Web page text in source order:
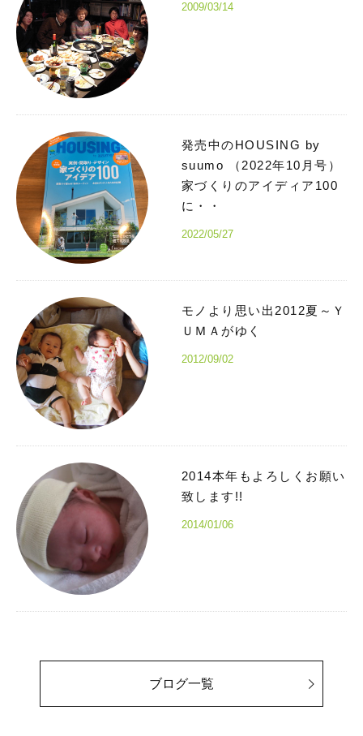
2009/03/14
発売中のHOUSING by
suumo （2022年10月号）
家づくりのアイディア100
に・・
2022/05/27
モノより思い出2012夏～Ｙ
ＵＭＡがゆく
2012/09/02
2014本年もよろしくお願い
致します!!
2014/01/06
ブログ一覧